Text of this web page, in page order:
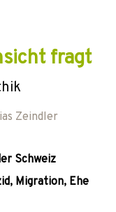
fragt
Zeindler
Schweiz
Migration, Ehe